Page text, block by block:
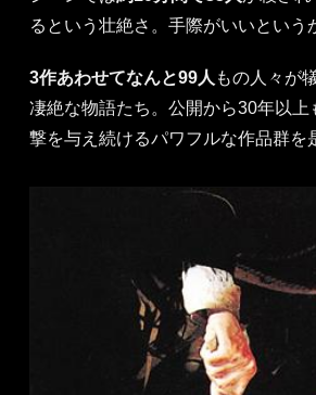
るという壮絶さ。手際がいいとい
3作あわせてなんと99人 もの人々が
凄絶な物語たち。公開から30年以
撃を与え続けるパワフルな作品群を